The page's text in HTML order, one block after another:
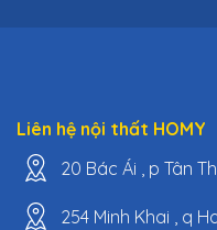
Liên hệ nội thất HOMY
20 Bác Ái , p Tân
254 Minh Khai , q